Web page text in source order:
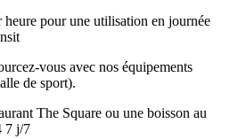
heure pour une utilisation en journée
vous avec nos équipements
de sport).
The Square ou une boisson au
7 j/7